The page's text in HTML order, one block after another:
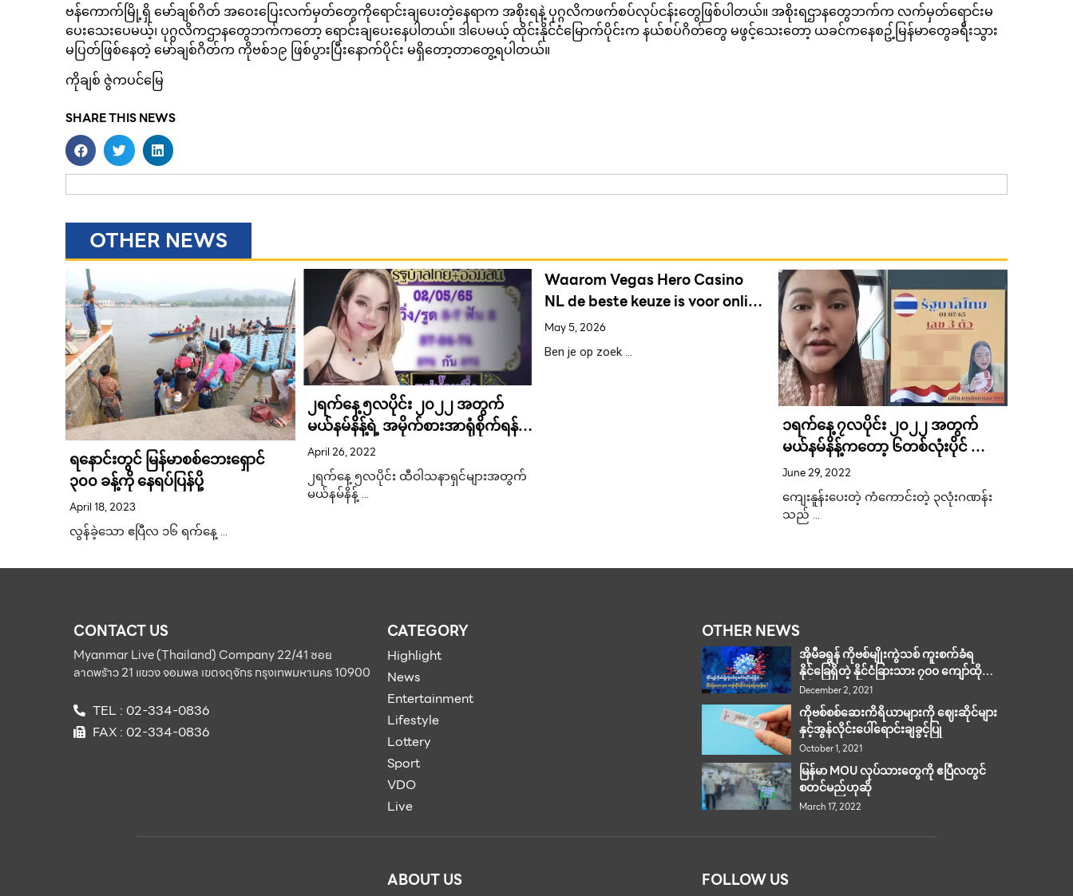
ဗန်ကောက်မြို့ရှိ မော်ချစ်ဂိတ် အဝေးပြေးလက်မှတ်တွေကိုရောင်းချပေးတဲ့နေရာက အစိုးရနဲ့ ပုဂ္ဂလိကဖက်စပ်လုပ်ငန်းတွေဖြစ်ပါတယ်။ အစိုးရဌာနတွေဘက်က လက်မှတ်ရောင်းမ
ပေးသေးပေမယ့်၊ ပုဂ္ဂလိကဌာနတွေဘက်ကတော့ ရောင်းချပေးနေပါတယ်။ ဒါပေမယ့် ထိုင်းနိုင်ငံမြောက်ပိုင်းက နယ်စပ်ဂိတ်တွေ မဖွင့်သေးတော့ ယခင်ကနေစဥ့်မြန်မာတွေခရီးသွား
မပြတ်ဖြစ်နေတဲ့ မော်ချစ်ဂိတ်က ကိုဗစ်၁၉ ဖြစ်ပွားပြီးနောက်ပိုင်း မရှိတော့တာတွေ့ရပါတယ်။
ကိုချစ် ဇွဲကပင်မြေ
SHARE THIS NEWS
OTHER NEWS
ရနောင်းတွင် မြန်မာစစ်ဘေးရှောင်
၃၀၀ ခန့်ကို နေရပ်ပြန်ပို့
April 18, 2023
လွန်ခဲ့သော ဧပြီလ ၁၆ ရက်နေ့ …
၂ရက်နေ့ ၅လပိုင်း ၂၀၂၂ အတွက်
မယ်နမ်နိန့်ရဲ့ အမိုက်စားအာရုံစိုက်ရန်
ညွှန်ပြထား သော ထီဂဏန်းများ
April 26, 2022
၂ရက်နေ့ ၅လပိုင်း ထီဝါသနာရှင်များအတွက်
မယ်နမ်နိန့် …
Waarom Vegas Hero Casino
NL de beste keuze is voor online
gokkers
May 5, 2026
Ben je op zoek …
၁ရက်နေ့ ၇လပိုင်း ၂၀၂၂ အတွက်
မယ်နမ်နိန့်ကတော့ ၆တစ်လုံးပိုင် ပေး
ထားပါတယ်။ တစ်လုံးပိုင် – 6 နှစ်လုံး
ဂဏန်း – 60-63-03 သုံးလုံးဂဏန်း –
063
June 29, 2022
ကျေးနူန်းပေးတဲ့ ကံကောင်းတဲ့ ၃လုံးဂဏန်း
သည် …
CONTACT US
Myanmar Live (Thailand) Company 22/41 ซอย
ลาดพร้าว 21 แขวง จอมพล เขตจตุจักร กรุงเทพมหานคร 10900
TEL : 02-334-0836
FAX : 02-334-0836
CATEGORY
Highlight
News
Entertainment
Lifestyle
Lottery
Sport
VDO
Live
OTHER NEWS
အိုမီခရွန် ကိုဗစ်မျိုးကွဲသစ် ကူးစက်ခံရ
နိုင်ခြေရှိတဲ့ နိုင်ငံခြားသား ၇၀၀ ကျော်ထိုင်း
နိုင်ငံအနှံ့အပြားမှာရှိနေ !
December 2, 2021
ကိုဗစ်စစ်ဆေးကိရိယာများကို ဈေးဆိုင်များ
နှင့်အွန်လိုင်းပေါ်ရောင်းချခွင့်ပြု
October 1, 2021
မြန်မာ MOU လုပ်သားတွေကို ဧပြီလတွင်
စတင်မည်ဟုဆို
March 17, 2022
ABOUT US FOLLOW US